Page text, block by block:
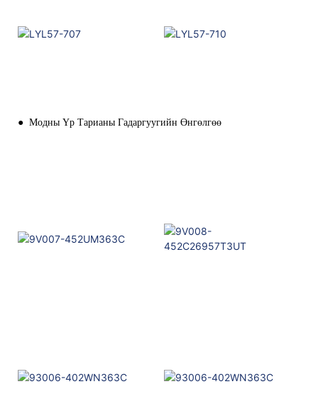
● Модны Үр Тарианы Гадаргуугийн Өнгөлгөө